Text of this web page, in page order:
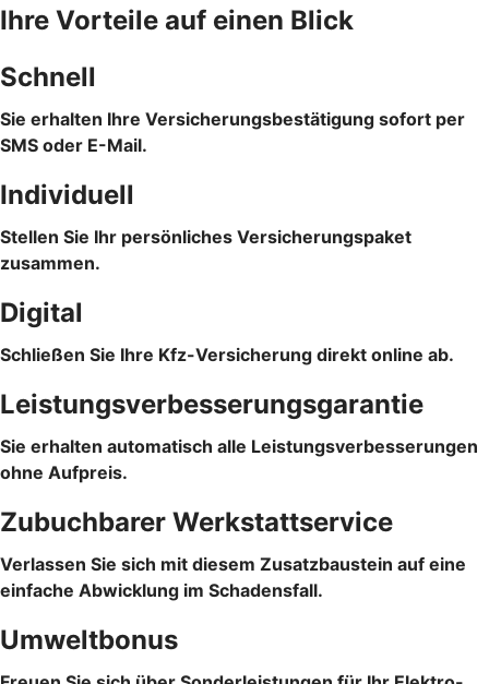
Ihre Vorteile auf einen Blick
Schnell
Sie erhalten Ihre Versicherungsbestätigung sofort per
SMS oder E-Mail.
Individuell
Stellen Sie Ihr persönliches Versicherungspaket
zusammen.
Digital
Schließen Sie Ihre Kfz-Versicherung direkt online ab.
Leistungsverbesserungsgarantie
Sie erhalten automatisch alle Leistungsverbesserungen
ohne Aufpreis.
Zubuchbarer Werkstattservice
Verlassen Sie sich mit diesem Zusatzbaustein auf eine
einfache Abwicklung im Schadensfall.
Umweltbonus